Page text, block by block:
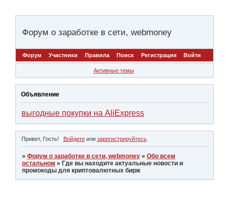
Форум о заработке в сети, webmoney
Форум Участники Правила Поиск Регистрация Войти
Активные темы
Объявление
выгодные покупки на AliExpress
Привет, Гость! Войдитеили зарегистрируйтесь.
»Форум о заработке в сети, webmoney »Обо всем
остальном » Где вы находите актуальные новости и
промокоды для криптовалютных бирж